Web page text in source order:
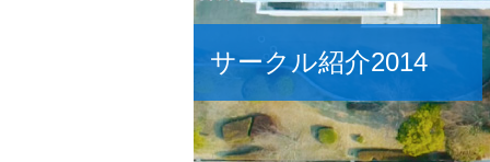
サークル紹介2014